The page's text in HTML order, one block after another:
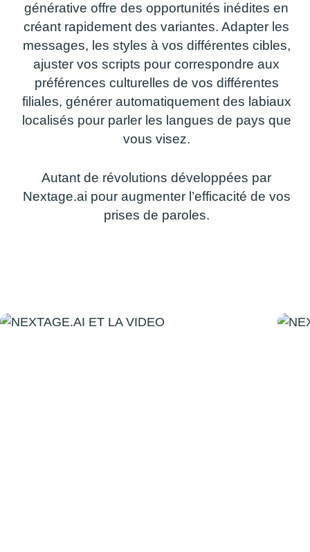
générative offre des opportunités inédites en
créant rapidement des variantes. Adapter les
messages, les styles à vos différentes cibles,
ajuster vos scripts pour correspondre aux
préférences culturelles de vos différentes
filiales, générer automatiquement des labiaux
localisés pour parler les langues de pays que
vous visez.
Autant de révolutions développées par
Nextage.ai pour augmenter l’efficacité de vos
prises de paroles.